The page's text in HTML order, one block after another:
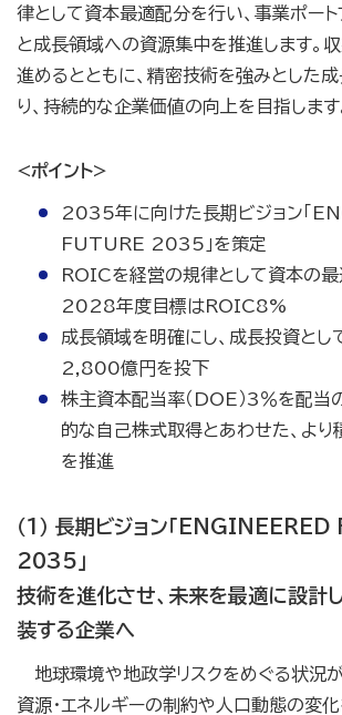
律として資本最適配分を行い、事業ポート
と成長領域への資源集中を推進します。
進めるとともに、精密技術を強みとした
り、持続的な企業価値の向上を目指します
<ポイント>
2035年に向けた長期ビジョン「
FUTURE 2035」を策定
ROICを経営の規律として資本の最
2028年度目標はROIC8%
成長領域を明確にし、成長投資と
2,800億円を投下
株主資本配当率（DOE）3％を配当
的な自己株式取得とあわせた、よ
を推進
（1） 長期ビジョン「
2035」
技術を進化させ、未来を最適に設計
装する企業へ
地球環境や地政学リスクをめぐる状況が
資源・エネルギーの制約や人口動態の変